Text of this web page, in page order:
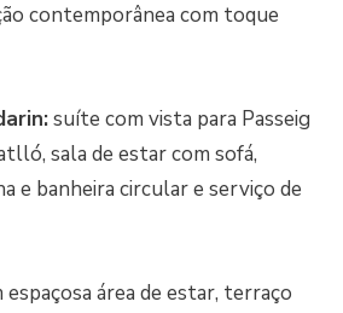
contemporânea com toque
suíte com vista para Passeig
sala de estar com sofá,
e banheira circular e serviço de
espaçosa área de estar, terraço